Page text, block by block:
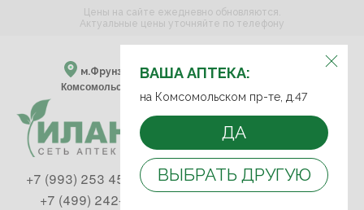
ВЫБЕРИТЕ АПТЕКУ:
м.Фрунзенская м.Спортивная
Комсомольский пр-т, д. 47
ВАША АПТЕКА:
на Комсомольском пр-те, д.47
ДА
ВЫБРАТЬ ДРУГУЮ
Цены на сайте ежедневно обновляются.
Актуальные цены уточняйте по телефону
+7 (993) 253 45 93
+7 (499) 242-90-85